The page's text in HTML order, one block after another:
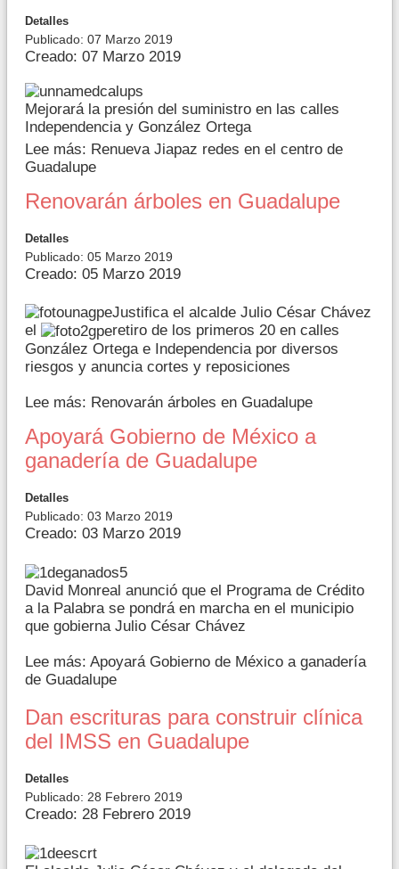
Detalles
Publicado: 07 Marzo 2019
Creado: 07 Marzo 2019
Mejorará la presión del suministro en las calles
Independencia y González Ortega
Lee más: Renueva Jiapaz redes en el centro de
Guadalupe
Renovarán árboles en Guadalupe
Detalles
Publicado: 05 Marzo 2019
Creado: 05 Marzo 2019
Justifica el alcalde Julio César Chávez
el
retiro de los primeros 20 en calles
González Ortega e Independencia por diversos
riesgos y anuncia cortes y reposiciones
Lee más: Renovarán árboles en Guadalupe
Apoyará Gobierno de México a
ganadería de Guadalupe
Detalles
Publicado: 03 Marzo 2019
Creado: 03 Marzo 2019
David Monreal anunció que el Programa de Crédito
a la Palabra se pondrá en marcha en el municipio
que gobierna Julio César Chávez
Lee más: Apoyará Gobierno de México a ganadería
de Guadalupe
Dan escrituras para construir clínica
del IMSS en Guadalupe
Detalles
Publicado: 28 Febrero 2019
Creado: 28 Febrero 2019